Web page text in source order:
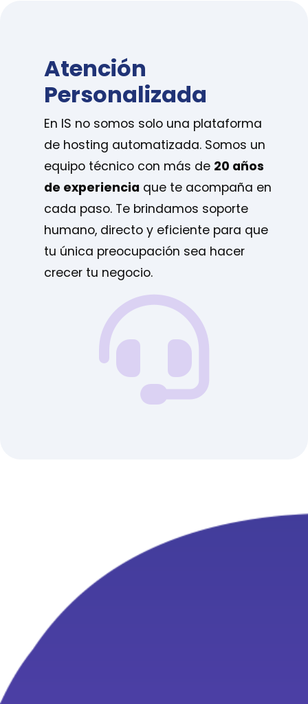
Atención
Personalizada
En IS no somos solo una plataforma
de hosting automatizada. Somos un
equipo técnico con más de 20 años
de experiencia que te acompaña en
cada paso. Te brindamos soporte
humano, directo y eficiente para que
tu única preocupación sea hacer
crecer tu negocio.